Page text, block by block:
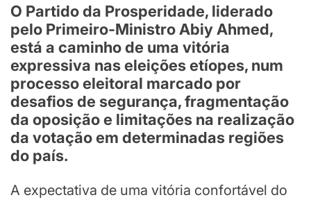
O Partido da Prosperidade, liderado
pelo Primeiro-Ministro Abiy Ahmed,
está a caminho de uma vitória
expressiva nas eleições etíopes, num
processo eleitoral marcado por
desafios de segurança, fragmentação
da oposição e limitações na realização
da votação em determinadas regiões
do país.
A expectativa de uma vitória confortável do